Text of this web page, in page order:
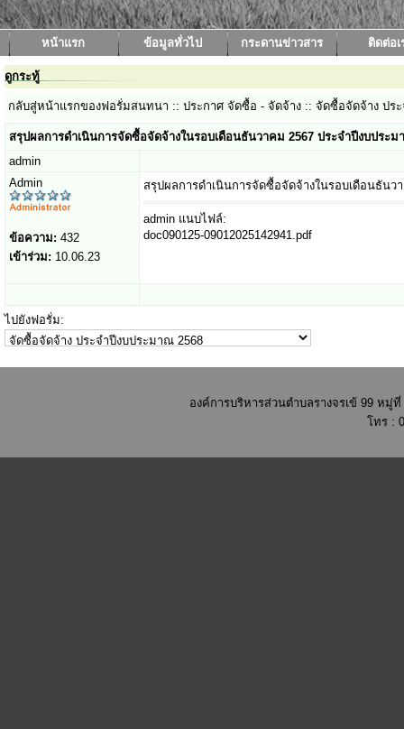
หน้าแรก ข้อมูลทั่วไป กระดานข่าวสาร ติดต่อเ
ดูกระทู้
กลับสู่หน้าแรกของฟอรั่มสนทนา :: ประกาศ จัดซื้อ - จัดจ้าง :: จัดซื้อจัดจ้าง ปร
สรุปผลการดำเนินการจัดซื้อจัดจ้างในรอบเดือนธันวาคม 2567 ประจำปีงบประม
admin
Admin
ข้อความ: 432
เข้าร่วม: 10.06.23
สรุปผลการดำเนินการจัดซื้อจัดจ้างในรอบเดือนธันว
admin แนบไฟล์:
doc090125-09012025142941.pdf
ไปยังฟอรั่ม:
องค์การบริหารส่วนตำบลรางจรเข้ 99 หมู่
โทร :